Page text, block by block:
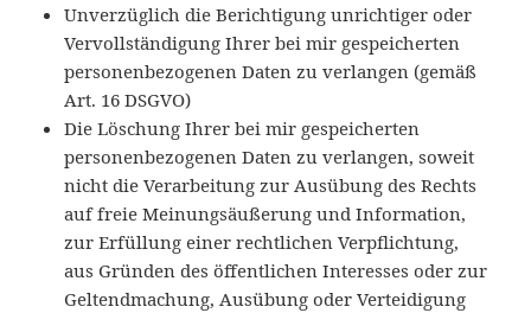
Unverzüglich die Berichtigung unrichtiger oder
Vervollständigung Ihrer bei mir gespeicherten
personenbezogenen Daten zu verlangen (gemäß
Art. 16 DSGVO)
Die Löschung Ihrer bei mir gespeicherten
personenbezogenen Daten zu verlangen, soweit
nicht die Verarbeitung zur Ausübung des Rechts
auf freie Meinungsäußerung und Information,
zur Erfüllung einer rechtlichen Verpflichtung,
aus Gründen des öffentlichen Interesses oder zur
Geltendmachung, Ausübung oder Verteidigung